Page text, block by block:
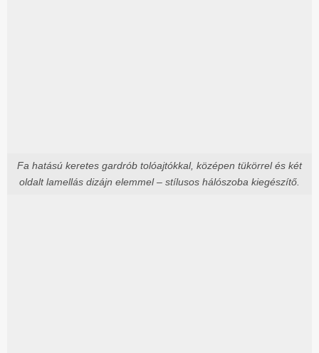
Fa hatású keretes gardrób tolóajtókkal, középen tükörrel és két
oldalt lamellás dizájn elemmel – stílusos hálószoba kiegészítő.